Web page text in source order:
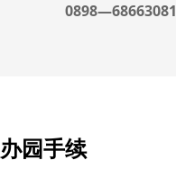
0898—68663081
办园手续